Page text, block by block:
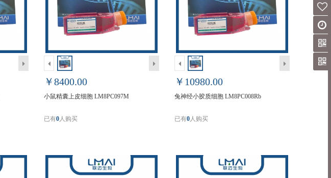
￥8400.00
小鼠精囊上皮细胞 LM8PC097M
已有0人购买
￥10980.00
兔神经小胶质细胞 LM8PC008Rb
已有0人购买